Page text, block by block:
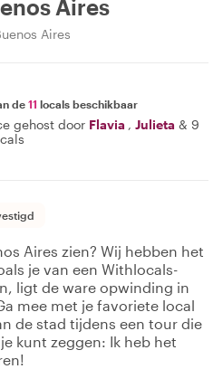
Aires
Aires
de 11 locals beschikbaar
gehost door Flavia , Julieta & 9
Aires zien? Wij hebben het
je van een Withlocals-
ligt de ware opwinding in
mee met je favoriete local
de stad tijdens een tour die
kunt zeggen: Ik heb het